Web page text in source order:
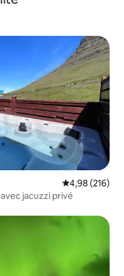
appréciés
Évaluation
4,98 (216)
jacuzzi privé